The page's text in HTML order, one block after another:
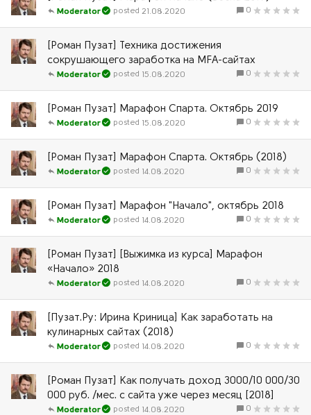
0
21.08.2020
Moderator
[Роман Пузат] Техника достижения
сокрушающего заработка на MFA-сайтах
0
15.08.2020
Moderator
[Роман Пузат] Марафон Спарта. Октябрь 2019
0
15.08.2020
Moderator
[Роман Пузат] Марафон Спарта. Октябрь (2018)
0
14.08.2020
Moderator
[Роман Пузат] Марафон "Начало", октябрь 2018
0
14.08.2020
Moderator
[Роман Пузат] [Выжимка из курса] Марафон
«Начало» 2018
0
14.08.2020
Moderator
[Пузат.Ру: Ирина Криница] Как заработать на
кулинарных сайтах (2018)
0
14.08.2020
Moderator
[Роман Пузат] Как получать доход 3000/10 000/30
000 руб. /мес. с сайта уже через месяц [2018]
0
14.08.2020
Moderator